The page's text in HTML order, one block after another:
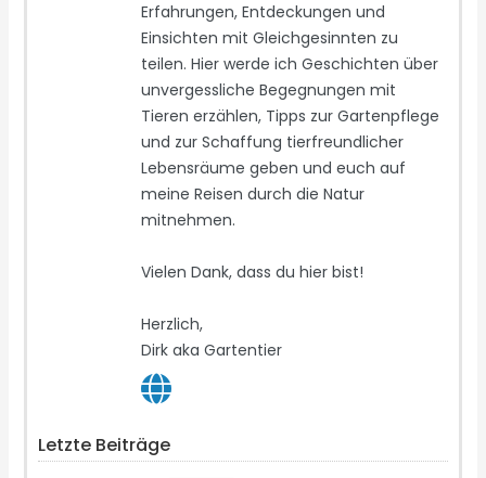
Erfahrungen, Entdeckungen und
Einsichten mit Gleichgesinnten zu
teilen. Hier werde ich Geschichten über
unvergessliche Begegnungen mit
Tieren erzählen, Tipps zur Gartenpflege
und zur Schaffung tierfreundlicher
Lebensräume geben und euch auf
meine Reisen durch die Natur
mitnehmen.
Vielen Dank, dass du hier bist!
Herzlich,
Dirk aka Gartentier
Letzte Beiträge